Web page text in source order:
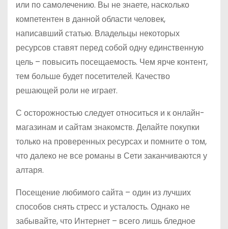
или по самолечению. Вы не знаете, насколько
компетентен в данной области человек,
написавший статью. Владельцы некоторых
ресурсов ставят перед собой одну единственную
цель – повысить посещаемость. Чем ярче контент,
тем больше будет посетителей. Качество
решающей роли не играет.
С осторожностью следует относиться и к онлайн-
магазинам и сайтам знакомств. Делайте покупки
только на проверенных ресурсах и помните о том,
что далеко не все романы в Сети заканчиваются у
алтаря.
Посещение любимого сайта – один из лучших
способов снять стресс и усталость. Однако не
забывайте, что Интернет – всего лишь бледное